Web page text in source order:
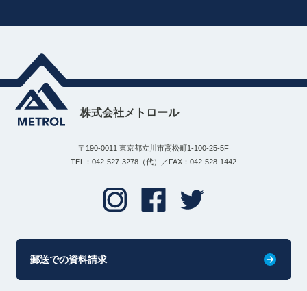
株式会社メトロール
〒190-0011 東京都立川市高松町1-100-25-5F
TEL：042-527-3278（代）／FAX：042-528-1442
郵送での資料請求